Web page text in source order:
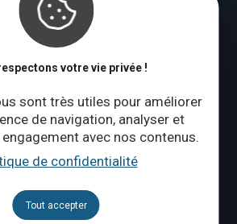
votre vie privée !
sont très utiles pour améliorer
de navigation, analyser et
avec nos contenus.
de confidentialité
Tout accepter
Lundi : fermé
à jeudi : 09:00 – 17:00
CONTACTEZ-NOUS
nous